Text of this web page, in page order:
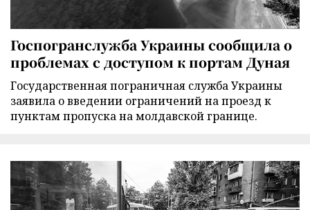
Госпогранслужба Украины сообщила о
проблемах с доступом к портам Дуная
Государственная пограничная служба Украины
заявила о введении ограничений на проезд к
пунктам пропуска на молдавской границе.